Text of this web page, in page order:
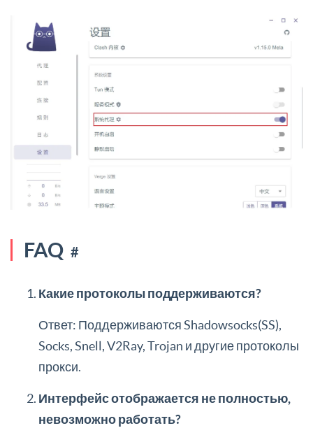
FAQ #
Какие протоколы поддерживаются?
Ответ: Поддерживаются Shadowsocks(SS),
Socks, Snell, V2Ray, Trojan и другие протоколы
прокси.
Интерфейс отображается не полностью,
невозможно работать?